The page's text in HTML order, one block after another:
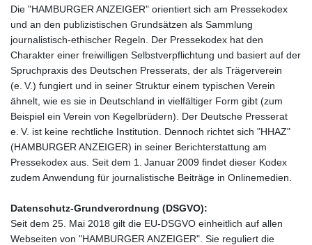
Die "HAMBURGER ANZEIGER" orientiert sich am Pressekodex
und an den publizistischen Grundsätzen als Sammlung
journalistisch-ethischer Regeln. Der Pressekodex hat den
Charakter einer freiwilligen Selbstverpflichtung und basiert auf der
Spruchpraxis des Deutschen Presserats, der als Trägerverein
(e. V.) fungiert und in seiner Struktur einem typischen Verein
ähnelt, wie es sie in Deutschland in vielfältiger Form gibt (zum
Beispiel ein Verein von Kegelbrüdern). Der Deutsche Presserat
e. V. ist keine rechtliche Institution. Dennoch richtet sich "HHAZ"
(HAMBURGER ANZEIGER) in seiner Berichterstattung am
Pressekodex aus. Seit dem 1. Januar 2009 findet dieser Kodex
zudem Anwendung für journalistische Beiträge in Onlinemedien.
Datenschutz-Grundverordnung (DSGVO):
Seit dem 25. Mai 2018 gilt die EU-DSGVO einheitlich auf allen
Webseiten von "HAMBURGER ANZEIGER". Sie reguliert die